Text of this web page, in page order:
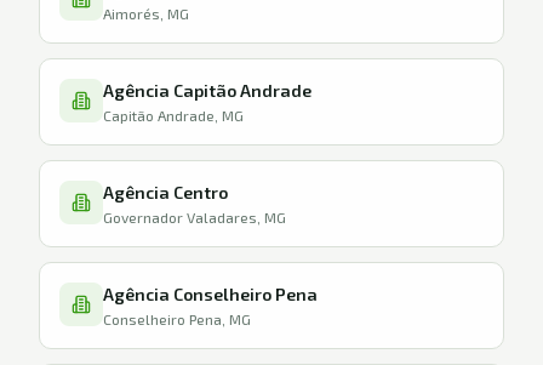
Aimorés, MG
Agência Capitão Andrade
Capitão Andrade, MG
Agência Centro
Governador Valadares, MG
Agência Conselheiro Pena
Conselheiro Pena, MG